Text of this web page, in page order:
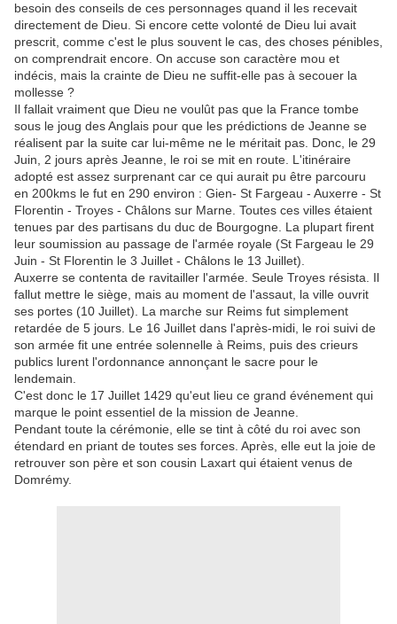
besoin des conseils de ces personnages quand il les recevait
directement de Dieu. Si encore cette volonté de Dieu lui avait
prescrit, comme c'est le plus souvent le cas, des choses pénibles,
on comprendrait encore. On accuse son caractère mou et
indécis, mais la crainte de Dieu ne suffit-elle pas à secouer la
mollesse ?
Il fallait vraiment que Dieu ne voulût pas que la France tombe
sous le joug des Anglais pour que les prédictions de Jeanne se
réalisent par la suite car lui-même ne le méritait pas. Donc, le 29
Juin, 2 jours après Jeanne, le roi se mit en route. L'itinéraire
adopté est assez surprenant car ce qui aurait pu être parcouru
en 200kms le fut en 290 environ : Gien- St Fargeau - Auxerre - St
Florentin - Troyes - Châlons sur Marne. Toutes ces villes étaient
tenues par des partisans du duc de Bourgogne. La plupart firent
leur soumission au passage de l'armée royale (St Fargeau le 29
Juin - St Florentin le 3 Juillet - Châlons le 13 Juillet).
Auxerre se contenta de ravitailler l'armée. Seule Troyes résista. Il
fallut mettre le siège, mais au moment de l'assaut, la ville ouvrit
ses portes (10 Juillet). La marche sur Reims fut simplement
retardée de 5 jours. Le 16 Juillet dans l'après-midi, le roi suivi de
son armée fit une entrée solennelle à Reims, puis des crieurs
publics lurent l'ordonnance annonçant le sacre pour le
lendemain.
C'est donc le 17 Juillet 1429 qu'eut lieu ce grand événement qui
marque le point essentiel de la mission de Jeanne.
Pendant toute la cérémonie, elle se tint à côté du roi avec son
étendard en priant de toutes ses forces. Après, elle eut la joie de
retrouver son père et son cousin Laxart qui étaient venus de
Domrémy.